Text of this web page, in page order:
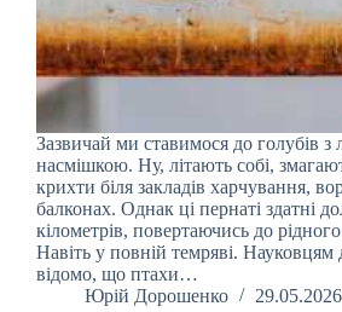
Зазвичай ми ставимося до голубів з
насмішкою. Ну, літають собі,
крихти біля закладів харчування,
балконах. Однак ці пернаті здатні
кілометрів, повертаючись до рідного
Навіть у повній темряві. Науковцям
відомо, що птахи…
Юрій Дорошенко
29.05.2026